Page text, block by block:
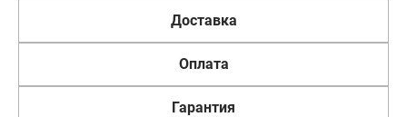
Доставка
Оплата
Гарантия